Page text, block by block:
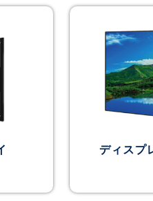
ディスプ